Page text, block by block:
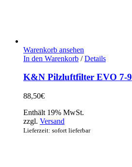
Warenkorb ansehen
In den Warenkorb / Details
K&N Pilzluftfilter EVO 7-9
88,50€
Enthält 19% MwSt.
zzgl. Versand
Lieferzeit: sofort lieferbar